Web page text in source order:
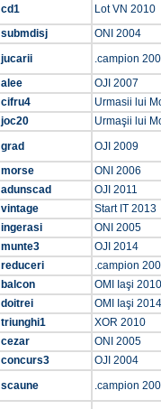
cd1
Lot VN 2010
submdisj
ONI 2004
jucarii
.campion
alee
OJI 2007
cifru4
Urmasii lui
joc20
Urmaşii lui
grad
OJI 2009
morse
ONI 2006
adunscad
OJI 2011
vintage
Start IT 2013
ingerasi
ONI 2005
munte3
OJI 2014
reduceri
.campion
balcon
OMI Iaşi 2010
doitrei
OMI Iaşi 2014
triunghi1
XOR 2010
cezar
ONI 2005
concurs3
OJI 2004
scaune .campion